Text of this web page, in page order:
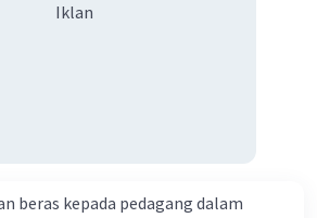
Iklan
beras kepada pedagang dalam